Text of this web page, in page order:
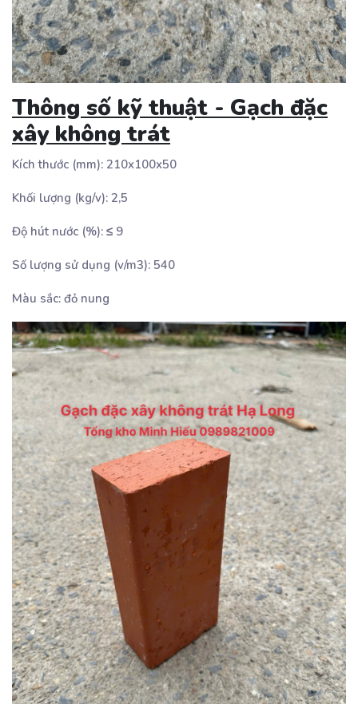
Thông số kỹ thuật - Gạch đặc
xây không trát
Kích thước (mm): 210x100x50
Khối lượng (kg/v): 2,5
Độ hút nước (%): ≤ 9
Số lượng sử dụng (v/m3): 540
Màu sắc: đỏ nung